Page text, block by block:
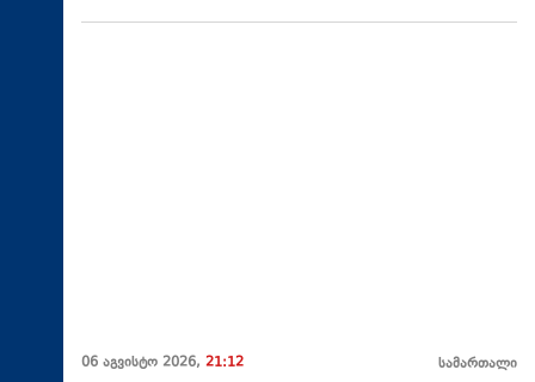
06 აგვისტო 2026, 21:12 სამართალი